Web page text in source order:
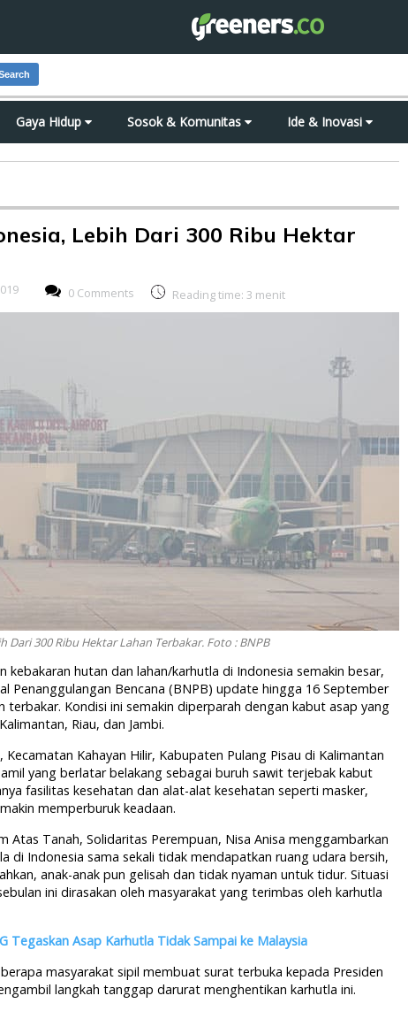
Gaya Hidup Sosok & Komunitas Ide & Inovasi
Lebih Dari 300 Ribu Hektar
0 Comments Reading time: 3 menit
Dari 300 Ribu Hektar Lahan Terbakar. Foto : BNPB
kebakaran hutan dan lahan/karhutla di Indonesia semakin besar,
Penanggulangan Bencana (BNPB) update hingga 16 September
terbakar. Kondisi ini semakin diperparah dengan kabut asap yang
Riau, dan Jambi.
Kahayan Hilir, Kabupaten Pulang Pisau di Kalimantan
yang berlatar belakang sebagai buruh sawit terjebak kabut
fasilitas kesehatan dan alat-alat kesehatan seperti masker,
memperburuk keadaan.
Atas Tanah, Solidaritas Perempuan, Nisa Anisa menggambarkan
di Indonesia sama sekali tidak mendapatkan ruang udara bersih,
anak-anak pun gelisah dan tidak nyaman untuk tidur. Situasi
ini dirasakan oleh masyarakat yang terimbas oleh karhutla
Tegaskan Asap Karhutla Tidak Sampai ke Malaysia
masyarakat sipil membuat surat terbuka kepada Presiden
langkah tanggap darurat menghentikan karhutla ini.